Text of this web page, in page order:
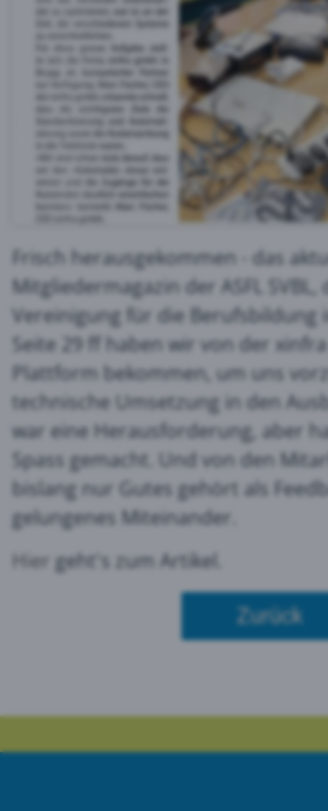
Frisch herausgekommen - das
Mitgliedermagazin der ASFL SVBL,
Vereinigung für die Berufsbildung
Seite 29 ff haben wir von der
Plattform bekommen, um uns
technische Umsetzung in den
war eine Herausforderung, aber
Spass gemacht. Und von den
bislang nur Gutes gehört als
gelungenes Miteinander.
Hier geht's zum Artikel.
Zurück